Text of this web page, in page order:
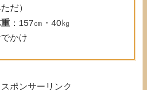
だ）
：157㎝・40㎏
かけ
スポンサーリンク